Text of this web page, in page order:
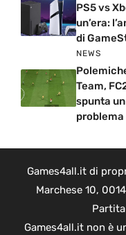
PS5 vs
un’era:
di
NEWS
Team,
spunta
problema
Games4all.it di
Marchese 10,
Partita
Games4all.it non è